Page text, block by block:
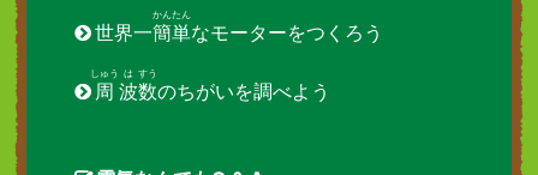
世界一簡
かん
単
たん
なモーターをつくろう
周
しゅう
波
は
数
すう
のちがいを調べよう